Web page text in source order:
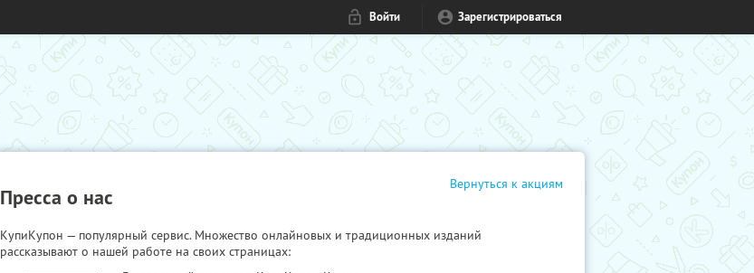
Войти Зарегистрироваться
Вернуться к акциям
Пресса о нас
КупиКупон — популярный сервис. Множество онлайновых и традиционных изданий
рассказывают о нашей работе на своих страницах: